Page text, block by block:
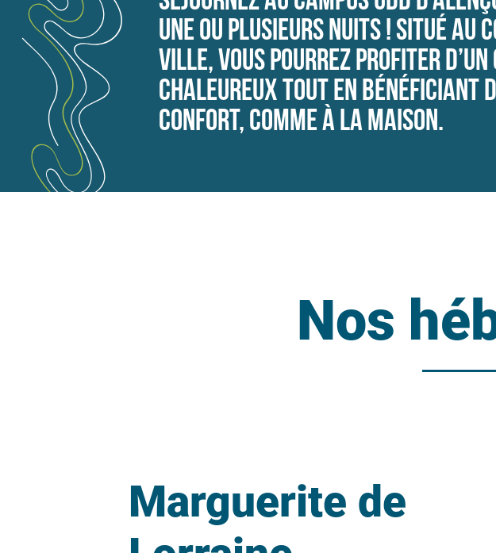
une ou plusieurs nuits ! Situé au
ville, vous pourrez profiter d’un
chaleureux tout en bénéficiant
confort, comme à la maison.
Nos
Marguerite de